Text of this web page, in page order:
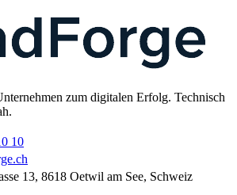
zum digitalen Erfolg. Technisch
10
13, 8618 Oetwil am See, Schweiz